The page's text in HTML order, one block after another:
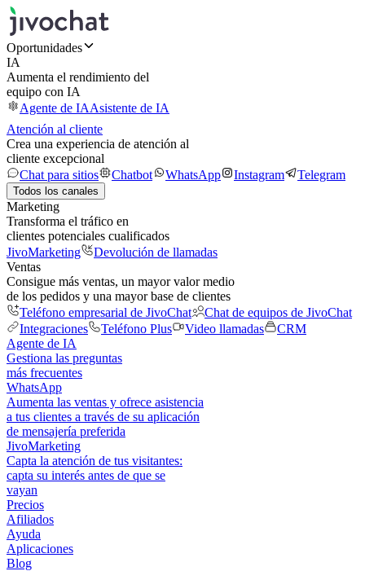
Oportunidades
IA
Aumenta el rendimiento del
equipo con IA
Agente de IAAsistente de IA
Atención al cliente
Crea una experiencia de atención al
cliente excepcional
Chat para sitios
Chatbot WhatsApp Instagram Telegram
Todos los canales
Marketing
Transforma el tráfico en
clientes potenciales cualificados
JivoMarketing
Devolución de llamadas
Ventas
Consigue más ventas, un mayor valor medio
de los pedidos y una mayor base de clientes
Teléfono empresarial de JivoChat
Chat de equipos de JivoChat
Integraciones
Teléfono Plus Video llamadas
CRM
Agente de IA
Gestiona las preguntas
más frecuentes
WhatsApp
Aumenta las ventas y ofrece asistencia
a tus clientes a través de su aplicación
de mensajería preferida
JivoMarketing
Capta la atención de tus visitantes:
capta su interés antes de que se
vayan
Precios
Afiliados
Ayuda
Aplicaciones
Blog